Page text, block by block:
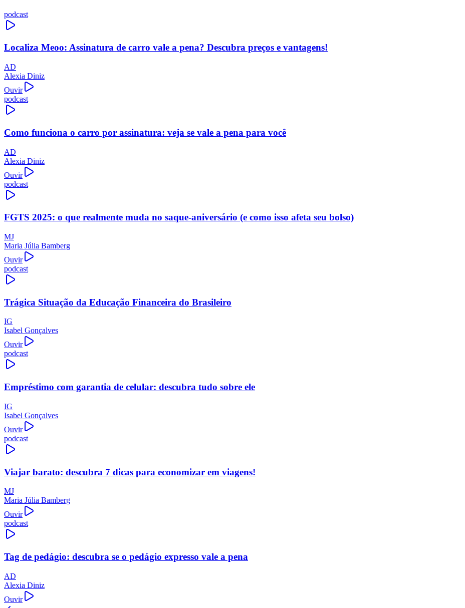
podcast
Localiza Meoo: Assinatura de carro vale a pena? Descubra preços e vantagens!
AD
Alexia Diniz
Ouvir
podcast
Como funciona o carro por assinatura: veja se vale a pena para você
AD
Alexia Diniz
Ouvir
podcast
FGTS 2025: o que realmente muda no saque-aniversário (e como isso afeta seu bolso)
MJ
Maria Júlia Bamberg
Ouvir
podcast
Trágica Situação da Educação Financeira do Brasileiro
IG
Isabel Gonçalves
Ouvir
podcast
Empréstimo com garantia de celular: descubra tudo sobre ele
IG
Isabel Gonçalves
Ouvir
podcast
Viajar barato: descubra 7 dicas para economizar em viagens!
MJ
Maria Júlia Bamberg
Ouvir
podcast
Tag de pedágio: descubra se o pedágio expresso vale a pena
AD
Alexia Diniz
Ouvir